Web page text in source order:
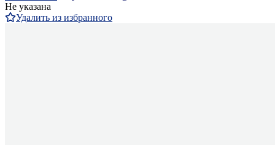
Не указана
Удалить из избранного